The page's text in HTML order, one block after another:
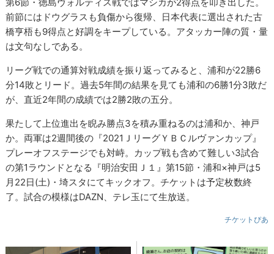
前節にはドウグラスも負傷から復帰、日本代表に選出された古
橋亨梧も9得点と好調をキープしている。アタッカー陣の質・量
は文句なしである。
リーグ戦での通算対戦成績を振り返ってみると、浦和が22勝6
分14敗とリード。過去5年間の結果を見ても浦和の6勝1分3敗だ
が、直近2年間の成績では2勝2敗の五分。
果たして上位進出を睨み勝点3を積み重ねるのは浦和か、神戸
か。両軍は2週間後の『2021ＪリーグＹＢＣルヴァンカップ』
プレーオフステージでも対峙。カップ戦も含めて難しい3試合
の第1ラウンドとなる『明治安田Ｊ１』第15節・浦和×神戸は5
月22日(土)・埼スタにてキックオフ。チケットは予定枚数終
了。試合の模様はDAZN、テレ玉にて生放送。
チケットぴあ